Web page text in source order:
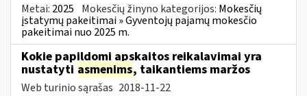
Metai: 2025 Mokesčių žinyno kategorijos: Mokesčių
įstatymų pakeitimai » Gyventojų pajamų mokesčio
pakeitimai nuo 2025 m.
Kokie papildomi apskaitos reikalavimai yra
nustatyti asmenims, taikantiems maržos
Web turinio sąrašas 2018-11-22